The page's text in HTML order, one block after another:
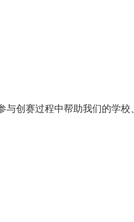
创赛过程中帮助我们的学